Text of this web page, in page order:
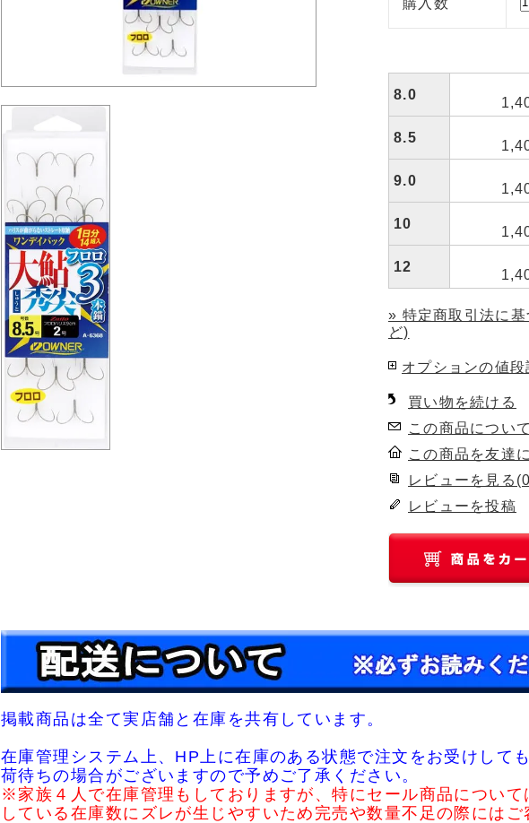
購入数
8.0
8.5
9.0
10
12
» 特定商取引法に
ど)
オプションの値段
買い物を続ける
この商品につい
この商品を友達
レビューを見る
レビューを投稿
掲載商品は全て実店舗と在庫を共有しています。
在庫管理システム上、HP上に在庫のある状態で注文をお受けして
荷待ちの場合がございますので予めご了承ください。
※家族４人で在庫管理もしておりますが、特にセール商品について
している在庫数にズレが生じやすいため完売や数量不足の際にはご